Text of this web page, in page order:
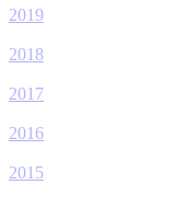
2019
2018
2017
2016
2015